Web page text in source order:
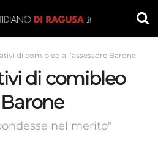
di comibleo all’assessore Barone
di comibleo
Barone
nel merito"